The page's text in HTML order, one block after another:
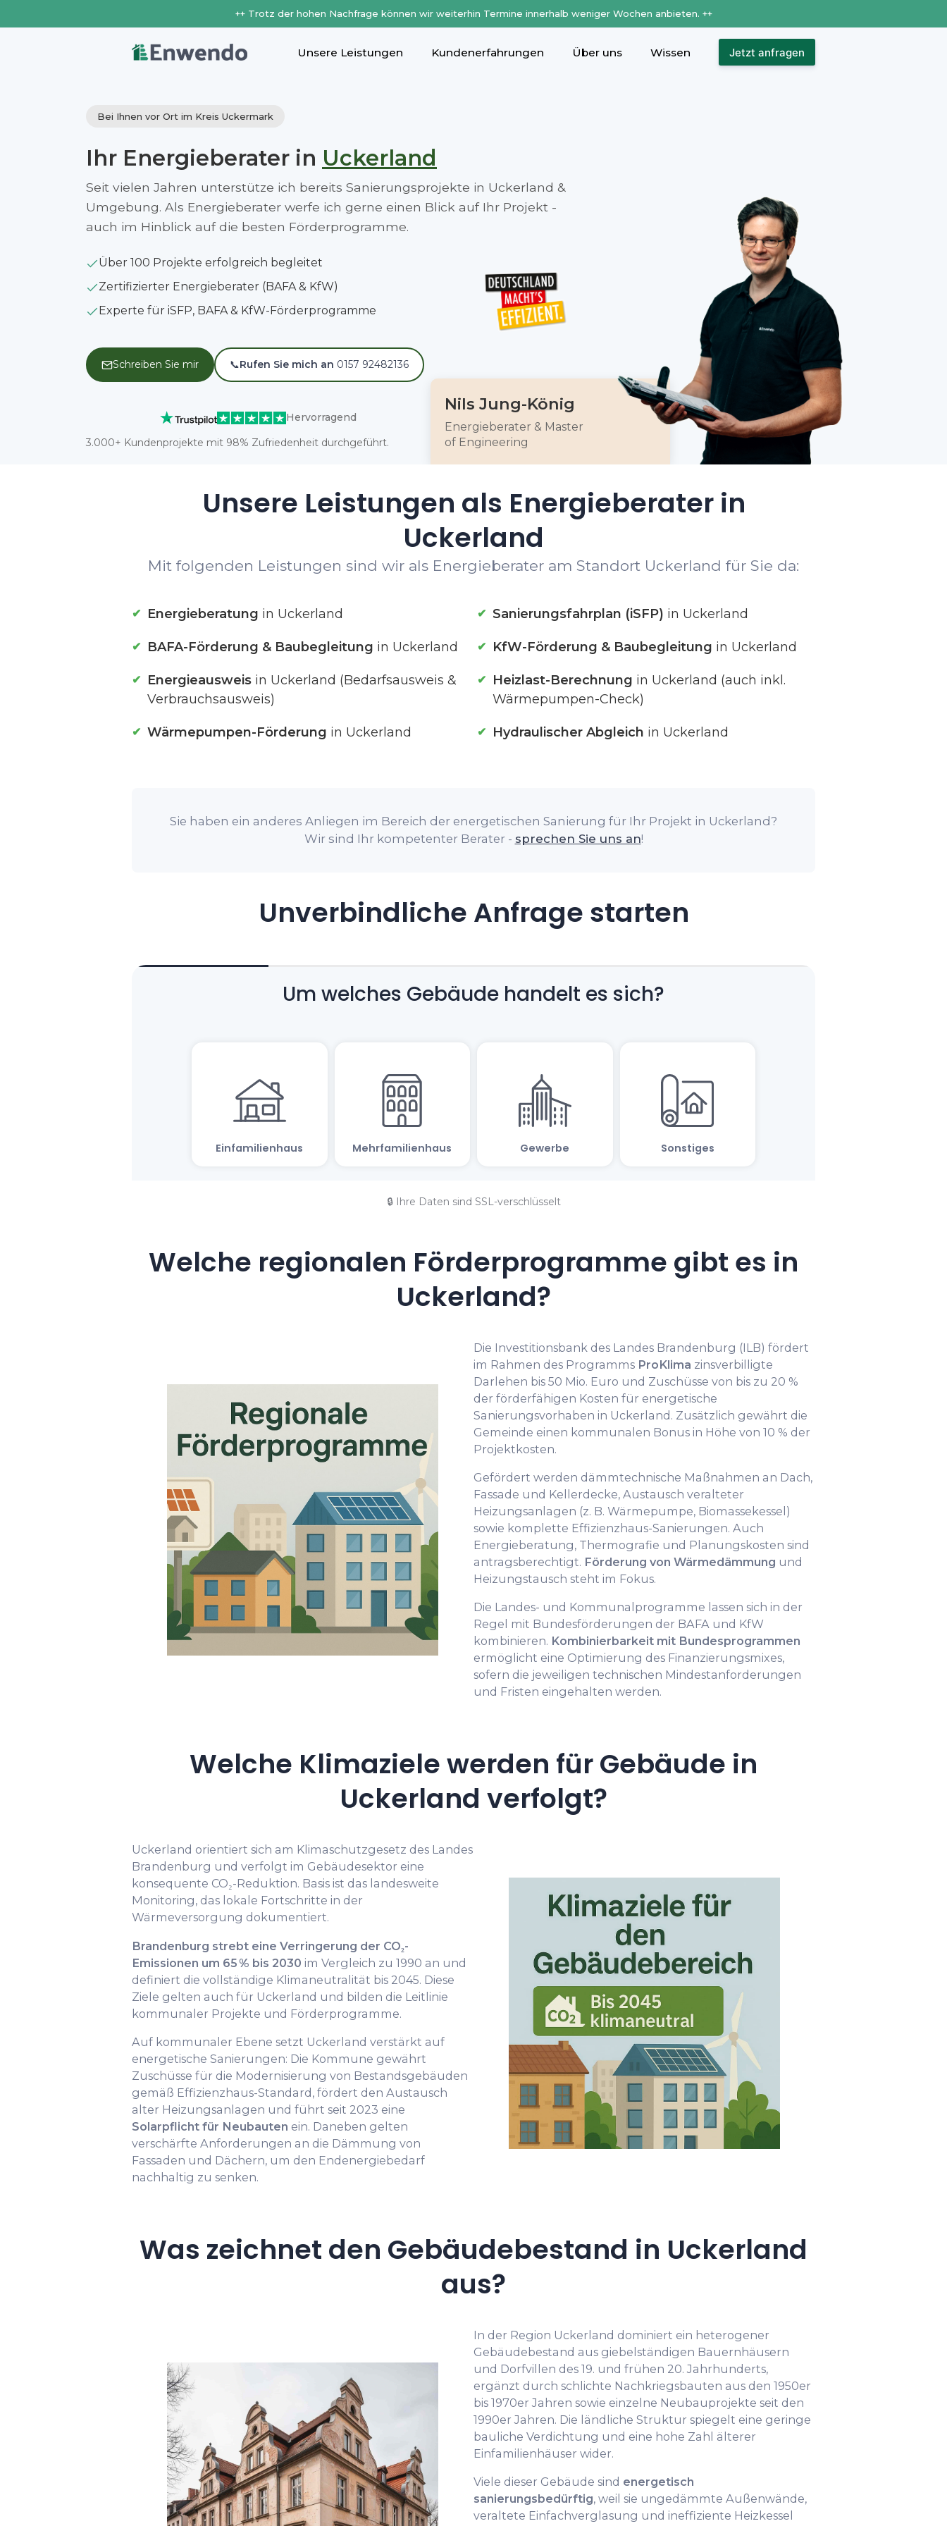
++ Trotz der hohen Nachfrage können wir weiterhin Termine innerhalb weniger Wochen anbieten. ++
Unsere Leistungen Kundenerfahrungen Über uns Wissen Jetzt anfragen
Bei Ihnen vor Ort im Kreis Uckermark
Ihr Energieberater in Uckerland
Seit vielen Jahren unterstütze ich bereits Sanierungsprojekte in Uckerland &
Umgebung. Als Energieberater werfe ich gerne einen Blick auf Ihr Projekt -
auch im Hinblick auf die besten Förderprogramme.
Über 100 Projekte erfolgreich begleitet
Zertifizierter Energieberater (BAFA & KfW)
Experte für iSFP, BAFA & KfW-Förderprogramme
Schreiben Sie mir 📞Rufen Sie mich an 0157 92482136
Hervorragend
3.000+ Kundenprojekte mit 98% Zufriedenheit durchgeführt.
Nils Jung-König
Energieberater & Master
of Engineering
Unsere Leistungen als Energieberater in
Uckerland
Mit folgenden Leistungen sind wir als Energieberater am Standort Uckerland für Sie da:
Energieberatung in Uckerland Sanierungsfahrplan (iSFP) in Uckerland
BAFA-Förderung & Baubegleitung in Uckerland KfW-Förderung & Baubegleitung in Uckerland
Energieausweis in Uckerland (Bedarfsausweis &
Verbrauchsausweis)
Heizlast-Berechnung in Uckerland (auch inkl.
Wärmepumpen-Check)
Wärmepumpen-Förderung in Uckerland Hydraulischer Abgleich in Uckerland
Sie haben ein anderes Anliegen im Bereich der energetischen Sanierung für Ihr Projekt in Uckerland?
Wir sind Ihr kompetenter Berater - sprechen Sie uns an!
Unverbindliche Anfrage starten
🔒 Ihre Daten sind SSL-verschlüsselt
Welche regionalen Förderprogramme gibt es in
Uckerland?
Die Investitionsbank des Landes Brandenburg (ILB) fördert
im Rahmen des Programms ProKlima zinsverbilligte
Darlehen bis 50 Mio. Euro und Zuschüsse von bis zu 20 %
der förderfähigen Kosten für energetische
Sanierungsvorhaben in Uckerland. Zusätzlich gewährt die
Gemeinde einen kommunalen Bonus in Höhe von 10 % der
Projektkosten.
Gefördert werden dämmtechnische Maßnahmen an Dach,
Fassade und Kellerdecke, Austausch veralteter
Heizungsanlagen (z. B. Wärmepumpe, Biomassekessel)
sowie komplette Effizienzhaus-Sanierungen. Auch
Energieberatung, Thermografie und Planungskosten sind
antragsberechtigt. Förderung von Wärmedämmung und
Heizungstausch steht im Fokus.
Die Landes- und Kommunalprogramme lassen sich in der
Regel mit Bundesförderungen der BAFA und KfW
kombinieren. Kombinierbarkeit mit Bundesprogrammen
ermöglicht eine Optimierung des Finanzierungsmixes,
sofern die jeweiligen technischen Mindestanforderungen
und Fristen eingehalten werden.
Welche Klimaziele werden für Gebäude in
Uckerland verfolgt?
Uckerland orientiert sich am Klimaschutzgesetz des Landes
Brandenburg und verfolgt im Gebäudesektor eine
konsequente CO₂-Reduktion. Basis ist das landesweite
Monitoring, das lokale Fortschritte in der
Wärmeversorgung dokumentiert.
Brandenburg strebt eine Verringerung der CO₂-
Emissionen um 65 % bis 2030 im Vergleich zu 1990 an und
definiert die vollständige Klimaneutralität bis 2045. Diese
Ziele gelten auch für Uckerland und bilden die Leitlinie
kommunaler Projekte und Förderprogramme.
Auf kommunaler Ebene setzt Uckerland verstärkt auf
energetische Sanierungen: Die Kommune gewährt
Zuschüsse für die Modernisierung von Bestandsgebäuden
gemäß Effizienzhaus-Standard, fördert den Austausch
alter Heizungsanlagen und führt seit 2023 eine
Solarpflicht für Neubauten ein. Daneben gelten
verschärfte Anforderungen an die Dämmung von
Fassaden und Dächern, um den Endenergiebedarf
nachhaltig zu senken.
Was zeichnet den Gebäudebestand in Uckerland
aus?
In der Region Uckerland dominiert ein heterogener
Gebäudebestand aus giebelständigen Bauernhäusern
und Dorfvillen des 19. und frühen 20. Jahrhunderts,
ergänzt durch schlichte Nachkriegsbauten aus den 1950er
bis 1970er Jahren sowie einzelne Neubauprojekte seit den
1990er Jahren. Die ländliche Struktur spiegelt eine geringe
bauliche Verdichtung und eine hohe Zahl älterer
Einfamilienhäuser wider.
Viele dieser Gebäude sind energetisch
sanierungsbedürftig, weil sie ungedämmte Außenwände,
veraltete Einfachverglasung und ineffiziente Heizkessel